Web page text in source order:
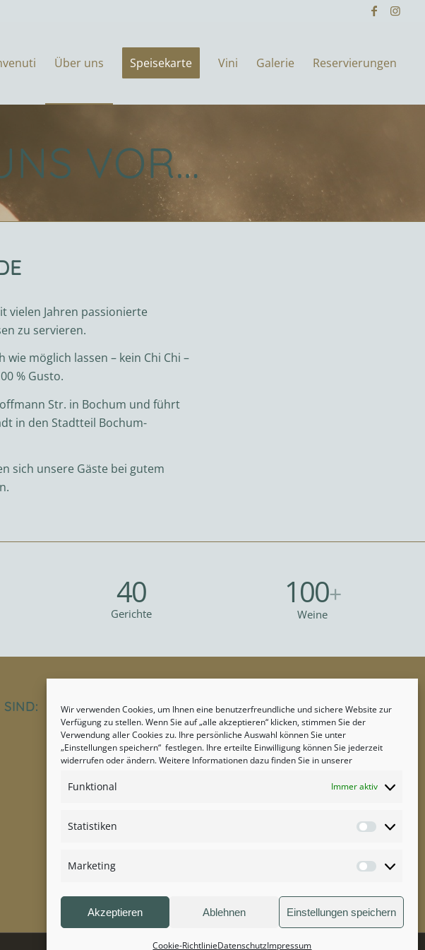
Wir verwenden Cookies, um Ihnen eine benutzerfreundliche und sichere Website zur
Verfügung zu stellen. Wenn Sie auf „alle akzeptieren“ klicken, stimmen Sie der
Verwendung aller Cookies zu. Ihre persönliche Auswahl können Sie unter
„Einstellungen speichern“ festlegen. Ihre erteilte Einwilligung können Sie jederzeit
widerrufen oder ändern. Weitere Informationen dazu finden Sie in unserer
Funktional Immer aktiv
Statistiken
Statistiken
Marketing
Marketing
Akzeptieren Ablehnen Einstellungen speichern
Cookie-RichtlinieDatenschutzImpressum
Über uns Speisekarte Vini Galerie Reservierungen
VOR…
vielen Jahren passionierte
zu servieren.
möglich lassen – kein Chi Chi –
% Gusto.
Str. in Bochum und führt
in den Stadtteil Bochum-
sich unsere Gäste bei gutem
40
Gerichte
100+
Weine
SIND:
TISCH ONLINE RESERVIEREN
TISCH RESERVIEREN